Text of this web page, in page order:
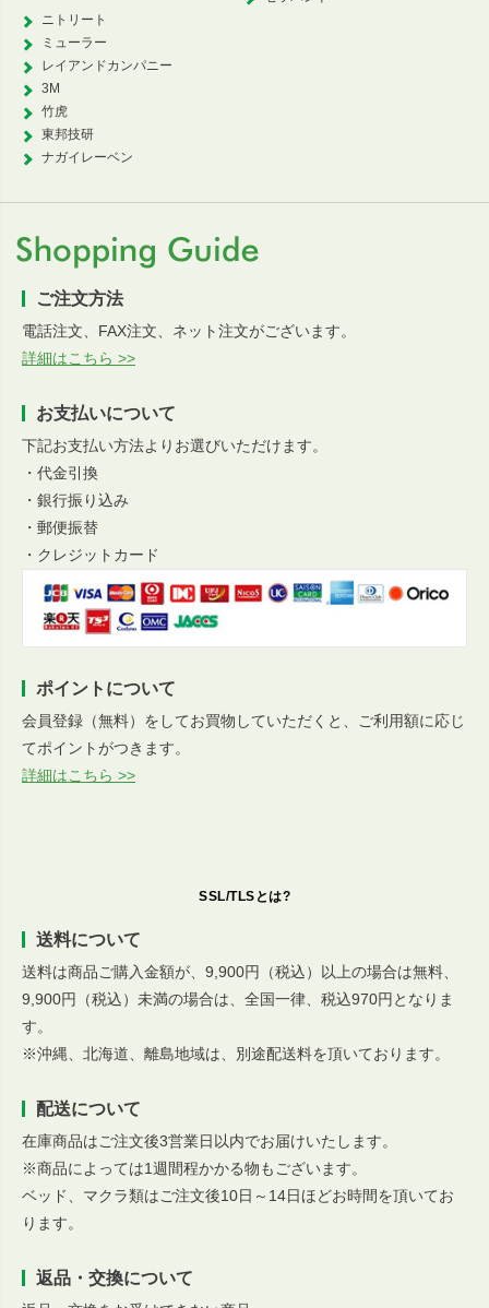
ニトリート
ミューラー
レイアンドカンパニー
3M
竹虎
東邦技研
ナガイレーベン
ご注文方法
電話注文、FAX注文、ネット注文がございます。
詳細はこちら >>
お支払いについて
下記お支払い方法よりお選びいただけます。
・代金引換
・銀行振り込み
・郵便振替
・クレジットカード
ポイントについて
会員登録（無料）をしてお買物していただくと、ご利用額に応じ
てポイントがつきます。
詳細はこちら >>
SSL/TLSとは?
送料について
送料は商品ご購入金額が、9,900円（税込）以上の場合は無料、
9,900円（税込）未満の場合は、全国一律、税込970円となりま
す。
※沖縄、北海道、離島地域は、別途配送料を頂いております。
配送について
在庫商品はご注文後3営業日以内でお届けいたします。
※商品によっては1週間程かかる物もございます。
ベッド、マクラ類はご注文後10日～14日ほどお時間を頂いてお
ります。
返品・交換について